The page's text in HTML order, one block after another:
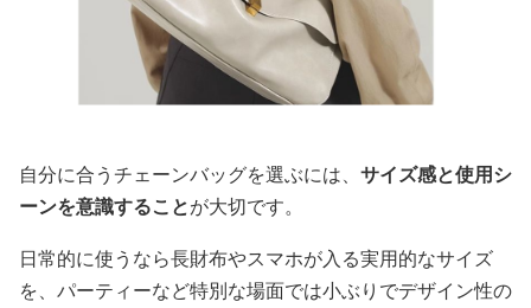
自分に合うチェーンバッグを選ぶには、 サイズ感と使用シ
ーンを意識することが大切です。
日常的に使うなら長財布やスマホが入る実用的なサイズ
を、パーティーなど特別な場面では小ぶりでデザイン性の